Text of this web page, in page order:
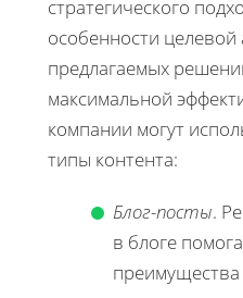
стратегического
особенности целевой
предлагаемых
максимальной
компании могут
типы контента:
Блог-посты.
в блоге
преимущества